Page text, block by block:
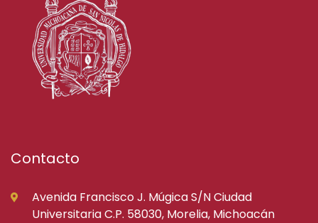
Contacto
Avenida Francisco J. Múgica S/N Ciudad
Universitaria C.P. 58030, Morelia, Michoacán